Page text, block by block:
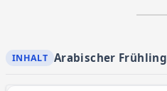
Arabischer Frühling